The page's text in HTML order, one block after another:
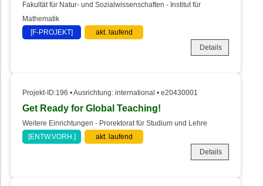
Fakultät für Natur- und Sozialwissenschaften - Institut für
Mathematik
[F-PROJEKT]
akt. laufend
Details
Projekt-ID:196 • Ausrichtung: international • e20430001
Get Ready for Global Teaching!
Weitere Einrichtungen - Prorektorat für Studium und Lehre
[ENTW.VORH.]
akt. laufend
Details